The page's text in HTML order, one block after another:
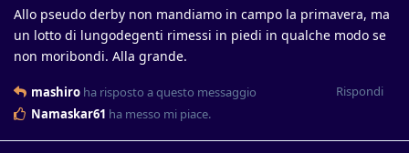
Allo pseudo derby non mandiamo in campo la primavera, ma
un lotto di lungodegenti rimessi in piedi in qualche modo se
non moribondi. Alla grande.
Rispondi
mashiro ha risposto a questo messaggio
Namaskar61 ha messo mi piace.